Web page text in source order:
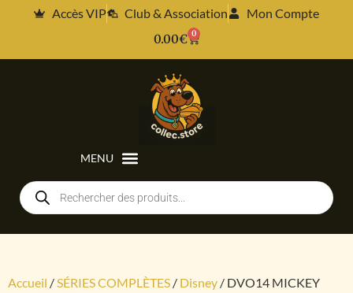
Accès VIP Club & Association
Mon Compte
0.00€ 0
Accueil /SÉRIES COMPLÈTES / Disney / DVO14 MICKEY